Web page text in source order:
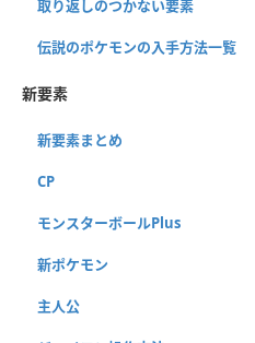
取り返しのつかない要素
伝説のポケモンの入手方法一覧
新要素
新要素まとめ
CP
モンスターボールPlus
新ポケモン
主人公